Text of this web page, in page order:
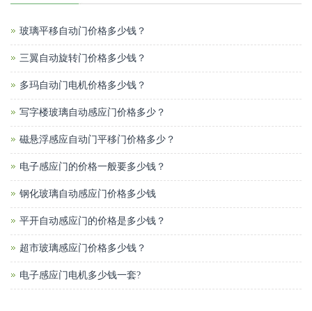
玻璃平移自动门价格多少钱？
三翼自动旋转门价格多少钱？
多玛自动门电机价格多少钱？
写字楼玻璃自动感应门价格多少？
磁悬浮感应自动门平移门价格多少？
电子感应门的价格一般要多少钱？
钢化玻璃自动感应门价格多少钱
平开自动感应门的价格是多少钱？
超市玻璃感应门价格多少钱？
电子感应门电机多少钱一套?